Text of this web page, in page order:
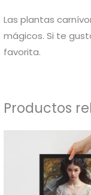
Las plantas
mágicos. Si te
favorita.
Productos
de